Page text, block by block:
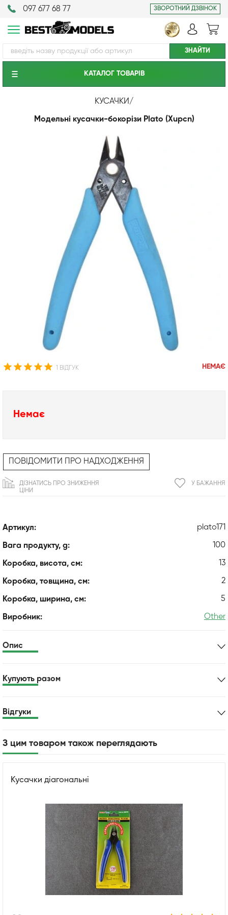
097 677 68 77 ЗВОРОТНИЙ ДЗВІНОК
КАТАЛОГ ТОВАРIВ
КУСАЧКИ/
Модельні кусачки-бокорізи Plato (Xupcn)
1 ВІДГУК НЕМАЄ
Артикул: plato171
Вага продукту, g: 100
Коробка, висота, см: 13
Коробка, товщина, см: 2
Коробка, ширина, см: 5
Виробник: Other
Немає
ПОВІДОМИТИ ПРО НАДХОДЖЕННЯ
У БАЖАННЯ
ДІЗНАТИСЬ ПРО ЗНИЖЕННЯ
ЦІНИ
Опис
Купують разом
Відгуки
З цим товаром також переглядають
Кусачки діагональні